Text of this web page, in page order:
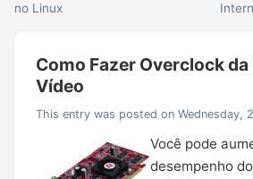
no Linux
Como Fazer Overclock da
Vídeo
This entry was posted on Wednesday,
Você pode
desempenho